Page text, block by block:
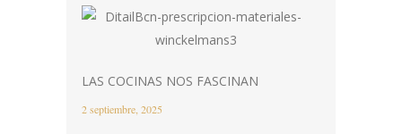
LAS COCINAS NOS FASCINAN
2 septiembre, 2025